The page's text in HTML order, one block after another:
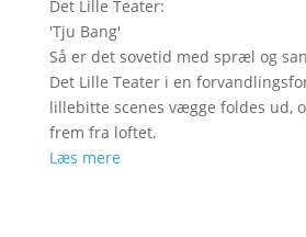
Det Lille Teater:
'Tju Bang'
Så er det sovetid med spræl og
Det Lille Teater i en
lillebitte scenes vægge foldes ud,
frem fra loftet.
Læs mere